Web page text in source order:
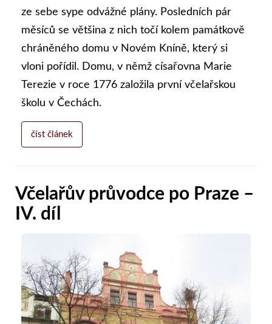
ze sebe sype odvážné plány. Posledních pár
měsíců se většina z nich točí kolem památkově
chráněného domu v Novém Kníně, který si
vloni pořídil. Domu, v němž císařovna Marie
Terezie v roce 1776 založila první včelařskou
školu v Čechách.
číst článek
Včelařův průvodce po Praze –
IV. díl